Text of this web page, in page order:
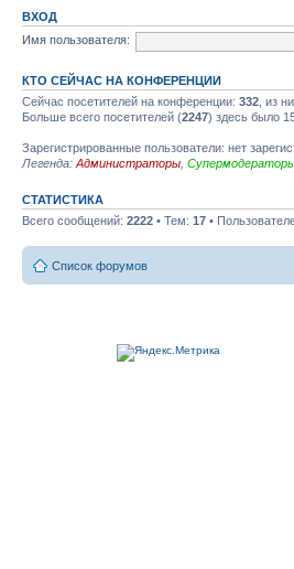
ВХОД
Имя пользователя:
КТО СЕЙЧАС НА КОНФЕРЕНЦИИ
Сейчас посетителей на конференции: 332 , из
Больше всего посетителей (2247) здесь было
Зарегистрированные пользователи: нет
Легенда: Администраторы
СТАТИСТИКА
Всего сообщений: 2222 • Тем: 17 •
Список форумов